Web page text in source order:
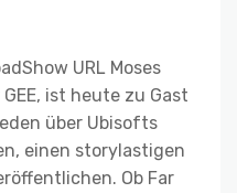
URL Moses
ist heute zu Gast
über Ubisofts
einen storylastigen
Ob Far